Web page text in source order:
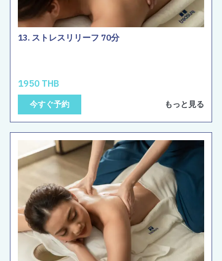
13. ストレスリリーフ 70分
1950 THB
今すぐ予約 もっと見る